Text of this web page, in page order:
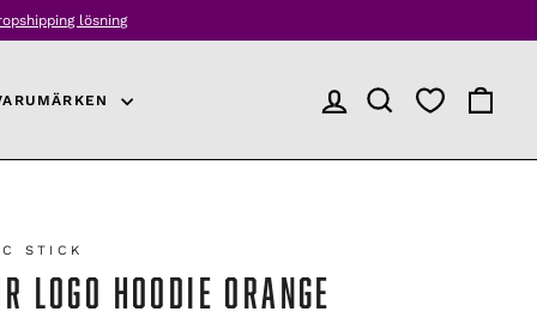
LOGGA INPRODUKTSÖKNING
STICK
LOGO HOODIE ORANGE